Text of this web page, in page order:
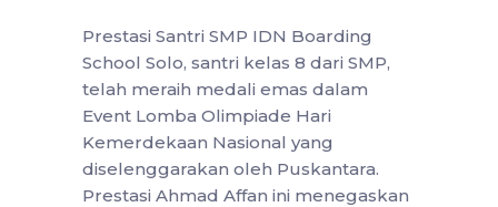
Prestasi Santri SMP IDN Boarding
School Solo, santri kelas 8 dari SMP,
telah meraih medali emas dalam
Event Lomba Olimpiade Hari
Kemerdekaan Nasional yang
diselenggarakan oleh Puskantara.
Prestasi Ahmad Affan ini menegaskan